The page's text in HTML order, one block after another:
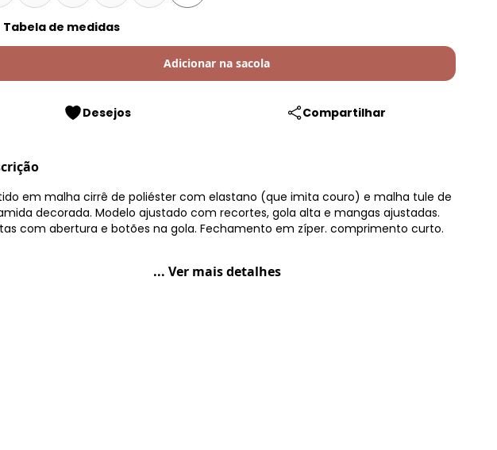
Preto com Gola Alta e Transparência
Tabela de medidas
Adicionar na sacola
Desejos Compartilhar
em malha cirrê de poliéster com elastano (que imita couro) e malha tule de
decorada. Modelo ajustado com recortes, gola alta e mangas ajustadas.
com abertura e botões na gola. Fechamento em zíper. comprimento curto.
... Ver mais detalhes